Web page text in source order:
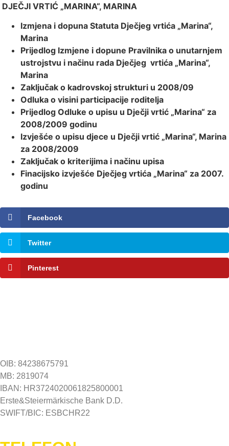
DJEČJI VRTIĆ „MARINA“, MARINA
Izmjena i dopuna Statuta Dječjeg vrtića „Marina“,
Marina
Prijedlog Izmjene i dopune Pravilnika o unutarnjem
ustrojstvu i načinu rada Dječjeg vrtića „Marina“,
Marina
Zaključak o kadrovskoj strukturi u 2008/09
Odluka o visini participacije roditelja
Prijedlog Odluke o upisu u Dječji vrtić „Marina“ za
2008/2009 godinu
Izvješće o upisu djece u Dječji vrtić „Marina“, Marina
za 2008/2009
Zaključak o kriterijima i načinu upisa
Finacijsko izvješće Dječjeg vrtića „Marina“ za 2007.
godinu
Facebook
Twitter
Pinterest
OIB: 84238675791
MB: 2819074
IBAN: HR3724020061825800001
Erste&Steiermärkische Bank D.D.
SWIFT/BIC: ESBCHR22